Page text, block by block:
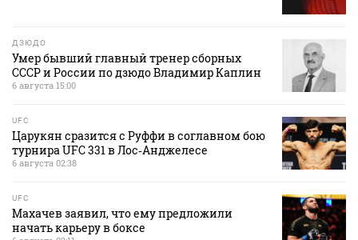
ДЗЮДО
Умер бывший главный тренер сборных
СССР и России по дзюдо Владимир Каплин
6 августа 15:00
UFC
Царукян сразится с Руффи в соглавном бою
турнира UFC 331 в Лос‑Анджелесе
6 августа 02:38
UFC
Махачев заявил, что ему предложили
начать карьеру в боксе